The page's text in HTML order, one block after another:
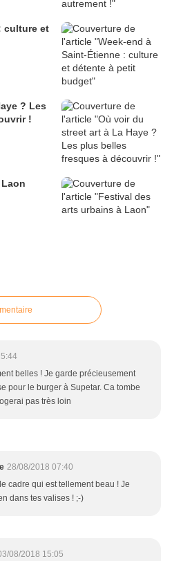
culture et
? Les
!
belles ! Je garde précieusement
pour le burger à Supetar. Ca tombe
pas très loin
28/08/2018 07:40
le cadre qui est tellement beau ! Je
dans tes valises ! ;-)
08/2018 15:05